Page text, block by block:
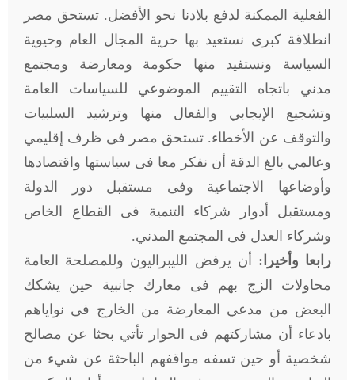
الفعلية الممكنة لدفع بلادنا نحو الأفضل. تستحق مصر
انطلاقة كبرى نستعيد بها حرية المجال العام وحيوية
السياسة ونستفيد منها حكومة ومعارضة ومجتمع
مدني باتجاه التقييم الموضوعي للسياسات العامة
وتشجيع الإيجابي والفعال منها وترشيد السلبيات
والتوقف عن الأخطاء. تستحق مصر فى ظرف إقليمي
وعالمي بالغ الدقة أن نفكر معا فى سياستها واقتصادها
وأوضاعها الاجتماعية وفى مستقبل دور الدولة
ومستقبل أدوار شركاء التنمية فى القطاع الخاص
وشركاء العدل فى المجتمع المدني.
رابعا وأخيرا: أن يرفض الليبراليون وللمصلحة العامة
محاولات الزج بهم فى معارك جانبية حين يشكك
البعض من مدعي المعارضة من الخارج فى نواياهم
بادعاء أن مشاركتهم فى الحوار تأتي بحثا عن مصالح
شخصية أو حين تسفه مواقفهم الباحثة عن شيء من